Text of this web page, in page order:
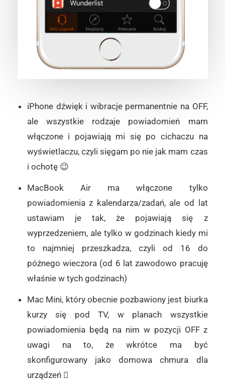
iPhone dźwięk i wibracje permanentnie na OFF,
ale wszystkie rodzaje powiadomień mam
włączone i pojawiają mi się po cichaczu na
wyświetlaczu, czyli sięgam po nie jak mam czas
i ochotę 😉
MacBook Air ma włączone tylko
powiadomienia z kalendarza/zadań, ale od lat
ustawiam je tak, że pojawiają się z
wyprzedzeniem, ale tylko w godzinach kiedy mi
to najmniej przeszkadza, czyli od 16 do
późnego wieczora (od 6 lat zawodowo pracuję
właśnie w tych godzinach)
Mac Mini, który obecnie pozbawiony jest biurka
kurzy się pod TV, w planach wszystkie
powiadomienia będą na nim w pozycji OFF z
uwagi na to, że wkrótce ma być
skonfigurowany jako domowa chmura dla
urządzeń 